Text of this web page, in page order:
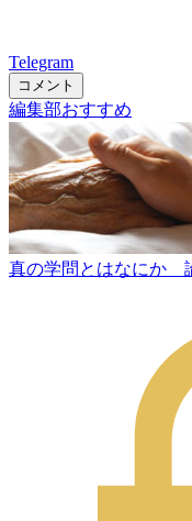
Telegram
コメント
編集部おすすめ
真の学問とはなにか